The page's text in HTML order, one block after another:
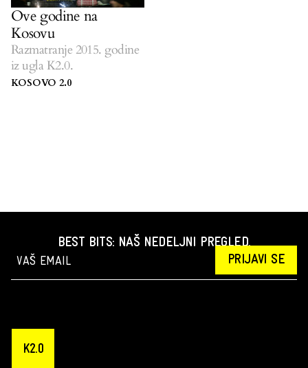
Ove godine na
Kosovu
Razmatranje 2015. godine
iz ugla K2.0.
KOSOVO 2.0
BEST BITS: NAŠ NEDELJNI PREGLED.
PRIJAVI SE
K2.0